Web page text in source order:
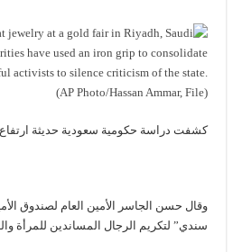
كشفت دراسة حكومية سعودية حديثة ارتفاع
وقال حسن الجاسر الأمين العام لصندوق
سندي” لتكريم الرجال المساندين للمرأة